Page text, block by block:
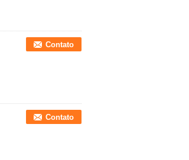
Contato
Contato